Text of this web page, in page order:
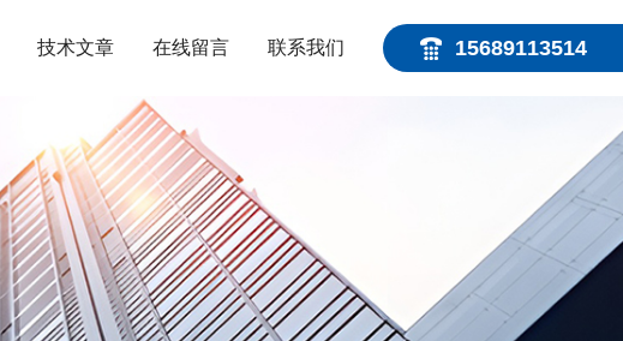
15689113514
技术文章 在线留言 联系我们